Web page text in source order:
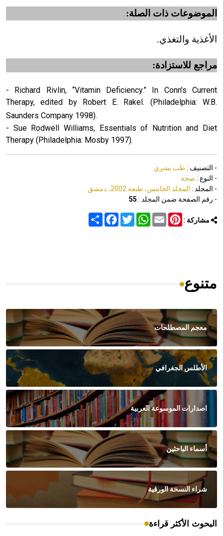
الموضوعات ذات الصلة:
الأغذية والتغذي.
مراجع للاستزادة:
- Richard Rivlin, “Vitamin Deficiency.” In Conn’s Current
Therapy, edited by Robert E. Rakel. (Philadelphia: W.B.
Saunders Company 1998).
- Sue Rodwell Williams, Essentials of Nutrition and Diet
Therapy (Philadelphia: Mosby 1997).
- التصنيف :طب بشري
- النوع : صحة
- المجلد : المجلد الخامس، طبعة 2002، دمشق
- رقم الصفحة ضمن المجلد : 55
مشاركة : Share
FacebookTwitter
WhatsAppEmail
Pinterest
متنوع
معجم المصطلحات
الأطلس الجغرافي
اصدارات الموسوعة العربية
أسماء الباحثين
شراء النسخة الورقية
البحوث الأكثر قراءة